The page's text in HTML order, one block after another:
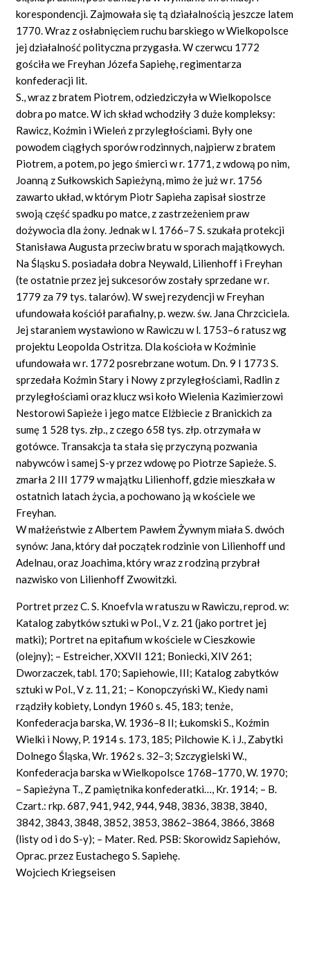
korespondencji. Zajmowała się tą działalnością jeszcze latem
1770. Wraz z osłabnięciem ruchu barskiego w Wielkopolsce
jej działalność polityczna przygasła. W czerwcu 1772
gościła we Freyhan Józefa Sapiehę, regimentarza
konfederacji lit.
S., wraz z bratem Piotrem, odziedziczyła w Wielkopolsce
dobra po matce. W ich skład wchodziły 3 duże kompleksy:
Rawicz, Koźmin i Wieleń z przyległościami. Były one
powodem ciągłych sporów rodzinnych, najpierw z bratem
Piotrem, a potem, po jego śmierci w r. 1771, z wdową po nim,
Joanną z Sułkowskich Sapieżyną, mimo że już w r. 1756
zawarto układ, w którym Piotr Sapieha zapisał siostrze
swoją część spadku po matce, z zastrzeżeniem praw
dożywocia dla żony. Jednak w l. 1766–7 S. szukała protekcji
Stanisława Augusta przeciw bratu w sporach majątkowych.
Na Śląsku S. posiadała dobra Neywald, Lilienhoff i Freyhan
(te ostatnie przez jej sukcesorów zostały sprzedane w r.
1779 za 79 tys. talarów). W swej rezydencji w Freyhan
ufundowała kościół parafialny, p. wezw. św. Jana Chrzciciela.
Jej staraniem wystawiono w Rawiczu w l. 1753–6 ratusz wg
projektu Leopolda Ostritza. Dla kościoła w Koźminie
ufundowała w r. 1772 posrebrzane wotum. Dn. 9 I 1773 S.
sprzedała Koźmin Stary i Nowy z przyległościami, Radlin z
przyległościami oraz klucz wsi koło Wielenia Kazimierzowi
Nestorowi Sapieże i jego matce Elżbiecie z Branickich za
sumę 1 528 tys. złp., z czego 658 tys. złp. otrzymała w
gotówce. Transakcja ta stała się przyczyną pozwania
nabywców i samej S-y przez wdowę po Piotrze Sapieże. S.
zmarła 2 III 1779 w majątku Lilienhoff, gdzie mieszkała w
ostatnich latach życia, a pochowano ją w kościele we
Freyhan.
W małżeństwie z Albertem Pawłem Żywnym miała S. dwóch
synów: Jana, który dał początek rodzinie von Lilienhoff und
Adelnau, oraz Joachima, który wraz z rodziną przybrał
nazwisko von Lilienhoff Zwowitzki.
Portret przez C. S. Knoefvla w ratuszu w Rawiczu, reprod. w:
Katalog zabytków sztuki w Pol., V z. 21 (jako portret jej
matki); Portret na epitafium w kościele w Cieszkowie
(olejny); – Estreicher, XXVII 121; Boniecki, XIV 261;
Dworzaczek, tabl. 170; Sapiehowie, III; Katalog zabytków
sztuki w Pol., V z. 11, 21; – Konopczyński W., Kiedy nami
rządziły kobiety, Londyn 1960 s. 45, 183; tenże,
Konfederacja barska, W. 1936–8 II; Łukomski S., Koźmin
Wielki i Nowy, P. 1914 s. 173, 185; Pilchowie K. i J., Zabytki
Dolnego Śląska, Wr. 1962 s. 32–3; Szczygielski W.,
Konfederacja barska w Wielkopolsce 1768–1770, W. 1970;
– Sapieżyna T., Z pamiętnika konfederatki…, Kr. 1914; – B.
Czart.: rkp. 687, 941, 942, 944, 948, 3836, 3838, 3840,
3842, 3843, 3848, 3852, 3853, 3862–3864, 3866, 3868
(listy od i do S-y); – Mater. Red. PSB: Skorowidz Sapiehów,
Oprac. przez Eustachego S. Sapiehę.
Wojciech Kriegseisen